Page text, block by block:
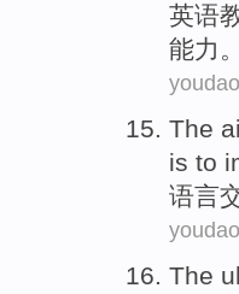
英语
能力 。
youdao
The
is to
语言
youdao
The